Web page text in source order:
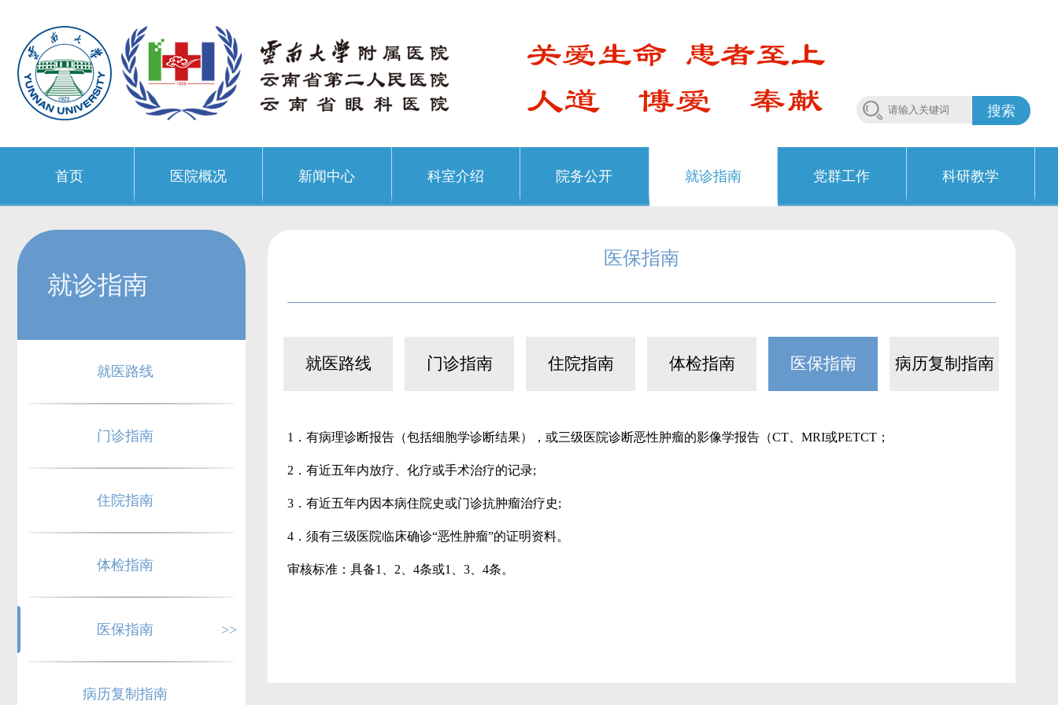
搜索
首页 医院概况 新闻中心 科室介绍 院务公开 就诊指南 党群工作 科研教学
就诊指南
就医路线
门诊指南
住院指南
体检指南
医保指南 >>
病历复制指南
医保指南
就医路线 门诊指南 住院指南 体检指南 医保指南 病历复制指南
1．有病理诊断报告（包括细胞学诊断结果），或三级医院诊断恶性肿瘤的影像学报告（CT、MRI或PETCT；
2．有近五年内放疗、化疗或手术治疗的记录;
3．有近五年内因本病住院史或门诊抗肿瘤治疗史;
4．须有三级医院临床确诊“恶性肿瘤”的证明资料。
审核标准：具备1、2、4条或1、3、4条。